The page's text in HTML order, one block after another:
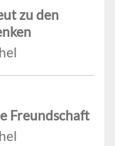
zu den
Freundschaft